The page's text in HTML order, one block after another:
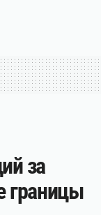
за
границы